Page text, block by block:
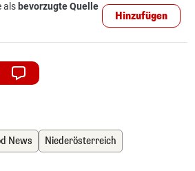
als bevorzugte Quelle
Hinzufügen
News
Niederösterreich